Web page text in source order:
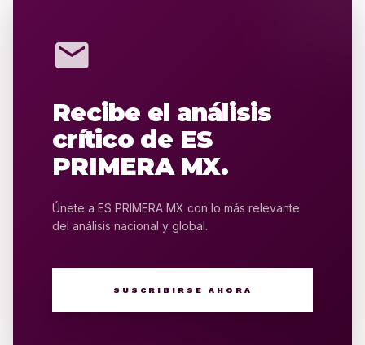
mail
Recibe el análisis
crítico de ES
PRIMERA MX.
Únete a ES PRIMERA MX con lo más relevante
del análisis nacional y global.
SUSCRIBIRSE AHORA